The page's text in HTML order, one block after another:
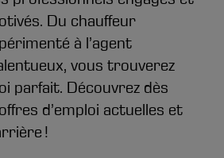
Du chauffeur
à l’agent
vous trouverez
parfait. Découvrez dès
d’emploi actuelles et
!